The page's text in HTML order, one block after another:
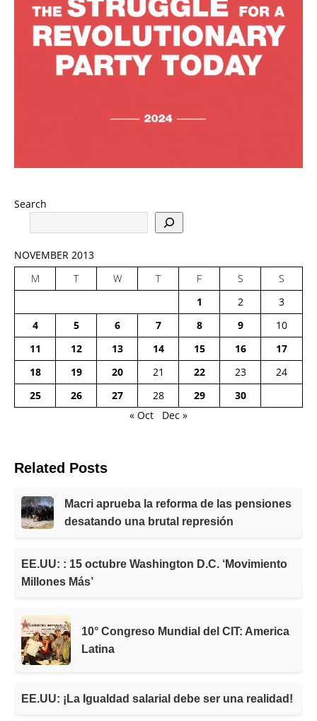
Search
NOVEMBER 2013
M
T W T F S
S
1
2
3
4
5 6 7 8 9
10
11
12 13 14 15 16
17
18
19 20 21 22 23
24
25
26 27 28 29
30
« Oct
Dec »
Related Posts
Macri aprueba la reforma de las pensiones
desatando una brutal represión
EE.UU: : 15 octubre Washington D.C. ‘Movimiento
Millones Más’
10° Congreso Mundial del CIT: America
Latina
EE.UU: ¡La Igualdad salarial debe ser una realidad!